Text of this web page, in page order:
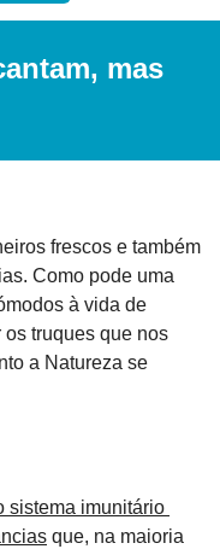
mas
frescos e também
Como pode uma
à vida de
truques que nos
a Natureza se
sistema imunitário
que, na maioria